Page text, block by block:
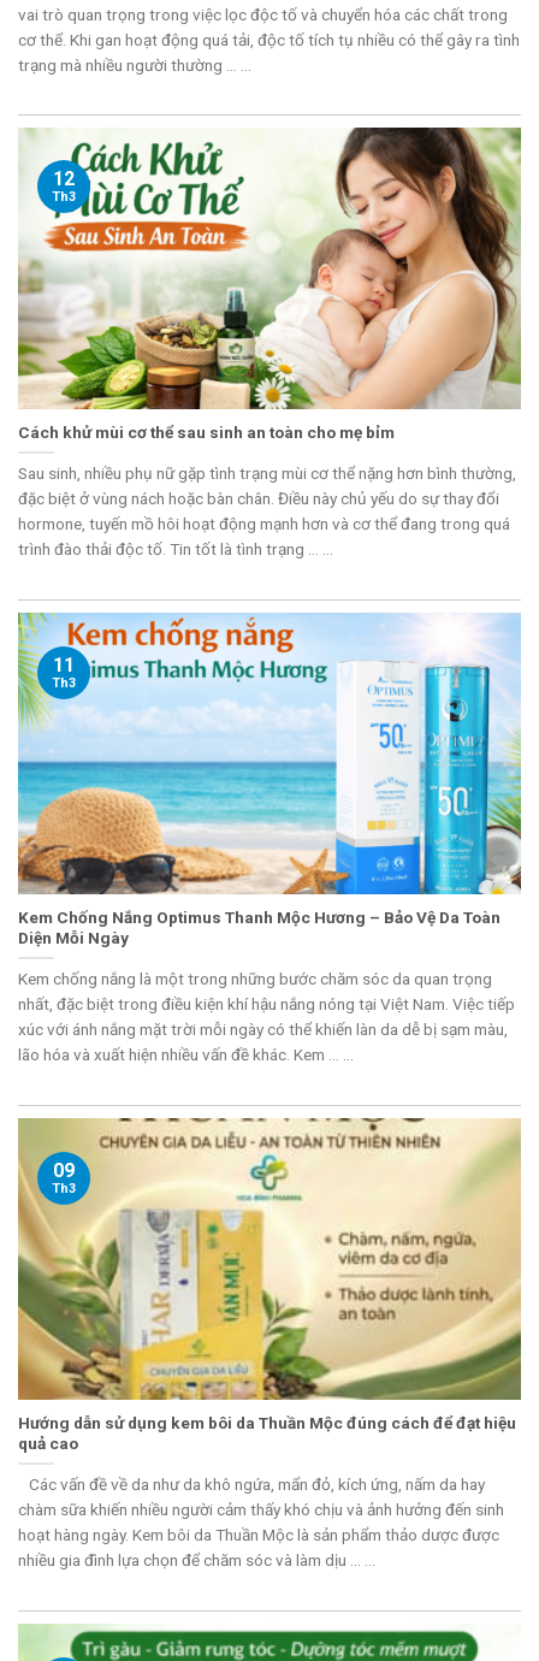
vai trò quan trọng trong việc lọc độc tố và chuyển hóa các chất trong
cơ thể. Khi gan hoạt động quá tải, độc tố tích tụ nhiều có thể gây ra tình
trạng mà nhiều người thường ... ...
Cách khử mùi cơ thể sau sinh an toàn cho mẹ bỉm
Sau sinh, nhiều phụ nữ gặp tình trạng mùi cơ thể nặng hơn bình thường,
đặc biệt ở vùng nách hoặc bàn chân. Điều này chủ yếu do sự thay đổi
hormone, tuyến mồ hôi hoạt động mạnh hơn và cơ thể đang trong quá
trình đào thải độc tố. Tin tốt là tình trạng ... ...
12
Th3
Kem Chống Nắng Optimus Thanh Mộc Hương – Bảo Vệ Da Toàn
Diện Mỗi Ngày
Kem chống nắng là một trong những bước chăm sóc da quan trọng
nhất, đặc biệt trong điều kiện khí hậu nắng nóng tại Việt Nam. Việc tiếp
xúc với ánh nắng mặt trời mỗi ngày có thể khiến làn da dễ bị sạm màu,
lão hóa và xuất hiện nhiều vấn đề khác. Kem ... ...
11
Th3
Hướng dẫn sử dụng kem bôi da Thuần Mộc đúng cách để đạt hiệu
quả cao
Các vấn đề về da như da khô ngứa, mẩn đỏ, kích ứng, nấm da hay
chàm sữa khiến nhiều người cảm thấy khó chịu và ảnh hưởng đến sinh
hoạt hàng ngày. Kem bôi da Thuần Mộc là sản phẩm thảo dược được
nhiều gia đình lựa chọn để chăm sóc và làm dịu ... ...
09
Th3